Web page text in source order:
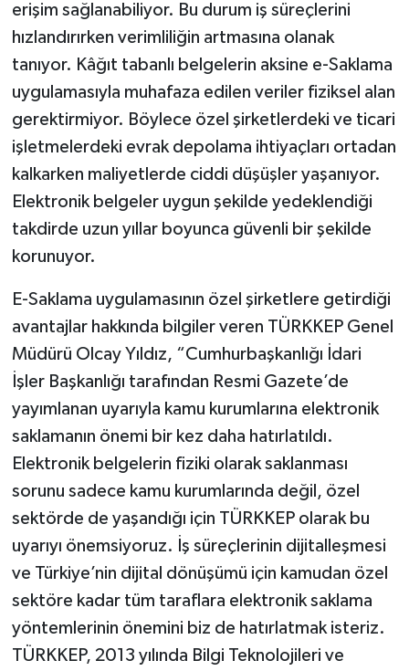
erişim sağlanabiliyor. Bu durum iş süreçlerini
hızlandırırken verimliliğin artmasına olanak
tanıyor. Kâğıt tabanlı belgelerin aksine e-Saklama
uygulamasıyla muhafaza edilen veriler fiziksel alan
gerektirmiyor. Böylece özel şirketlerdeki ve ticari
işletmelerdeki evrak depolama ihtiyaçları ortadan
kalkarken maliyetlerde ciddi düşüşler yaşanıyor.
Elektronik belgeler uygun şekilde yedeklendiği
takdirde uzun yıllar boyunca güvenli bir şekilde
korunuyor.
E-Saklama uygulamasının özel şirketlere getirdiği
avantajlar hakkında bilgiler veren TÜRKKEP Genel
Müdürü Olcay Yıldız, “Cumhurbaşkanlığı İdari
İşler Başkanlığı tarafından Resmi Gazete’de
yayımlanan uyarıyla kamu kurumlarına elektronik
saklamanın önemi bir kez daha hatırlatıldı.
Elektronik belgelerin fiziki olarak saklanması
sorunu sadece kamu kurumlarında değil, özel
sektörde de yaşandığı için TÜRKKEP olarak bu
uyarıyı önemsiyoruz. İş süreçlerinin dijitalleşmesi
ve Türkiye’nin dijital dönüşümü için kamudan özel
sektöre kadar tüm taraflara elektronik saklama
yöntemlerinin önemini biz de hatırlatmak isteriz.
TÜRKKEP, 2013 yılında Bilgi Teknolojileri ve